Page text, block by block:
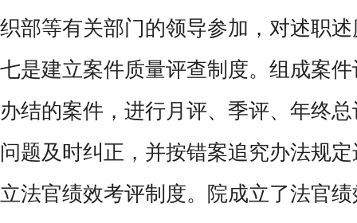
织部等有关部门的领导参加，对述职
七是建立案件质量评查制度。组成案
办结的案件，进行月评、季评、年终
问题及时纠正，并按错案追究办法规
立法官绩效考评制度。院成立了法官